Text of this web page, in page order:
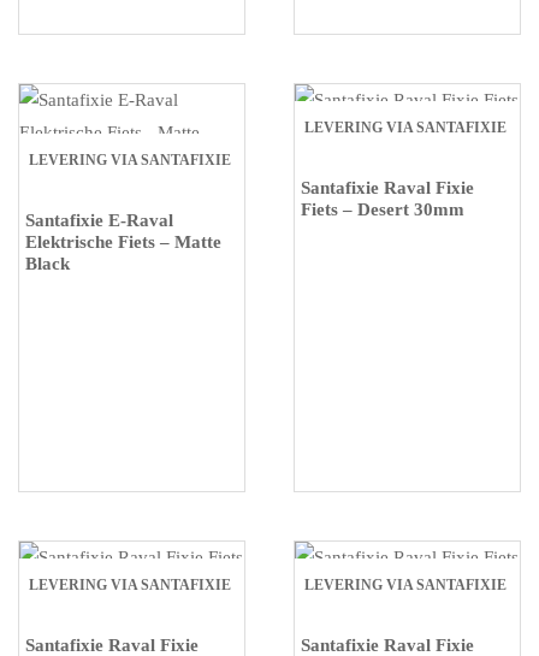
LEVERING VIA SANTAFIXIE
Santafixie E-Raval
Elektrische Fiets – Matte
Black
LEVERING VIA SANTAFIXIE
Santafixie Raval Fixie
Fiets – Desert 30mm
LEVERING VIA SANTAFIXIE
Santafixie Raval Fixie
LEVERING VIA SANTAFIXIE
Santafixie Raval Fixie